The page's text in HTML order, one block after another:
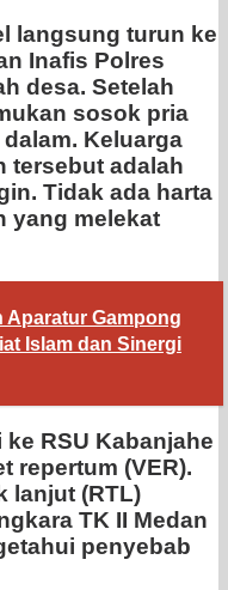
langsung turun ke
Inafis Polres
desa. Setelah
sosok pria
Keluarga
tersebut adalah
Tidak ada harta
yang melekat
Aparatur Gampong
Islam dan Sinergi
RSU Kabanjahe
repertum (VER).
lanjut (RTL)
TK II Medan
penyebab